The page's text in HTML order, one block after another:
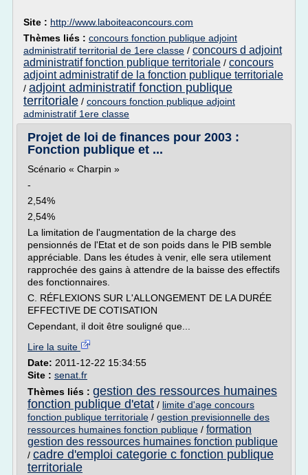
Site : http://www.laboiteaconcours.com
Thèmes liés : concours fonction publique adjoint
administratif territorial de 1ere classe / concours d adjoint
administratif fonction publique territoriale / concours
adjoint administratif de la fonction publique territoriale
/ adjoint administratif fonction publique
territoriale / concours fonction publique adjoint
administratif 1ere classe
Projet de loi de finances pour 2003 :
Fonction publique et ...
Scénario « Charpin »
-
2,54%
2,54%
La limitation de l'augmentation de la charge des
pensionnés de l'Etat et de son poids dans le PIB semble
appréciable. Dans les études à venir, elle sera utilement
rapprochée des gains à attendre de la baisse des effectifs
des fonctionnaires.
C. RÉFLEXIONS SUR L'ALLONGEMENT DE LA DURÉE
EFFECTIVE DE COTISATION
Cependant, il doit être souligné que...
Lire la suite
Date: 2011-12-22 15:34:55
Site : senat.fr
Thèmes liés : gestion des ressources humaines
fonction publique d'etat / limite d'age concours
fonction publique territoriale / gestion previsionnelle des
ressources humaines fonction publique / formation
gestion des ressources humaines fonction publique
/ cadre d'emploi categorie c fonction publique
territoriale